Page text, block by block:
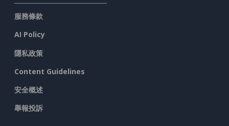
服務條款
AI Policy
隱私政策
Content Guidelines
安全概述
舉報投訴